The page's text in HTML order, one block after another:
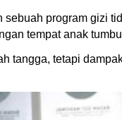
program gizi
tempat anak
tangga, tetapi